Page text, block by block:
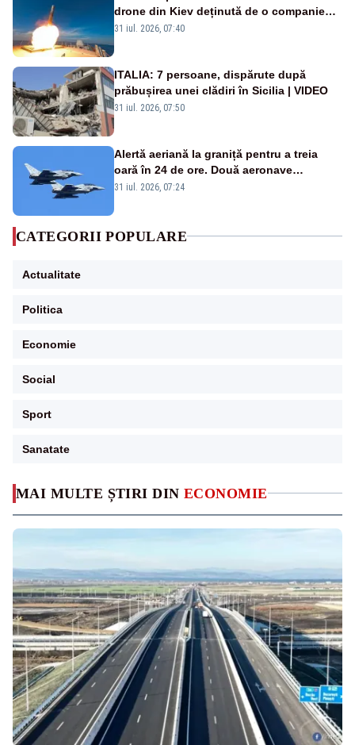
MAI MULTE ȘTIRI DIN ECONOMIE
drone din Kiev deținută de o companie
americană, distrusă de o rachetă
31 iul. 2026, 07:40
ITALIA: 7 persoane, dispărute după
prăbușirea unei clădiri în Sicilia | VIDEO
31 iul. 2026, 07:50
Alertă aeriană la graniță pentru a treia
oară în 24 de ore. Două aeronave
Eurofighter britanice au fost ridicate de la
31 iul. 2026, 07:24
CATEGORII POPULARE
Actualitate
Politica
Economie
Social
Sport
Sanatate